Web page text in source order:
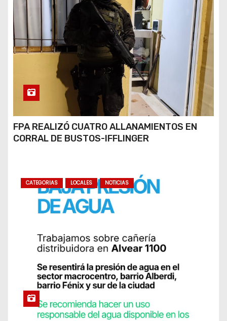
FPA REALIZÓ CUATRO ALLANAMIENTOS EN
CORRAL DE BUSTOS-IFFLINGER
CATEGORIAS LOCALES NOTICIAS